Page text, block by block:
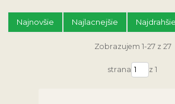
Najnovšie Najlacnejšie Najdrahšie
Zobrazujem 1-27 z 27
strana z 1